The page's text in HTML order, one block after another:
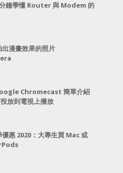
分鐘學懂 Router 與 Modem 的
漫畫效果的照片
Chromecast 簡單介紹
放到電視上播放
惠 2020：大專生買 Mac 或